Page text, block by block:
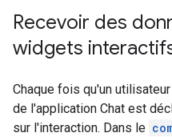
Recevoir des
widgets
Chaque fois qu'un
de l'application Chat est
sur l'interaction. Dans le